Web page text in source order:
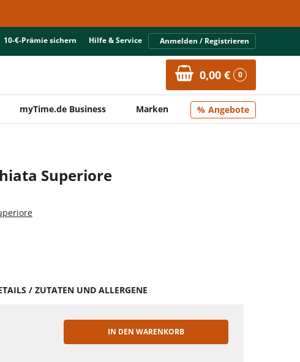
10-€-Prämie sichern Hilfe & Service Anmelden / Registrieren
0,00 € 0
myTime.de Business Marken Angebote
Superiore
/ ZUTATEN UND ALLERGENE
IN DEN WARENKORB